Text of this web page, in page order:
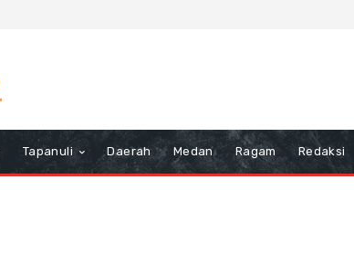
Tapanuli Daerah Medan Ragam Redaksi